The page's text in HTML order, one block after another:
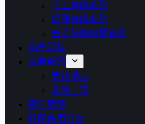
手工佳餚系列
調理佳餚系列
高湯及醬料類系列
品質管控
企業新訊
最新消息
新品上市
常見問題
料理應用分享